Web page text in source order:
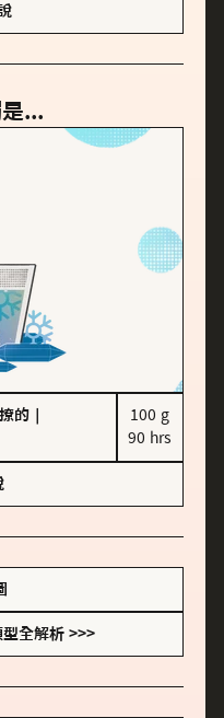
...
的
100 g
90 hrs
全解析 >>>